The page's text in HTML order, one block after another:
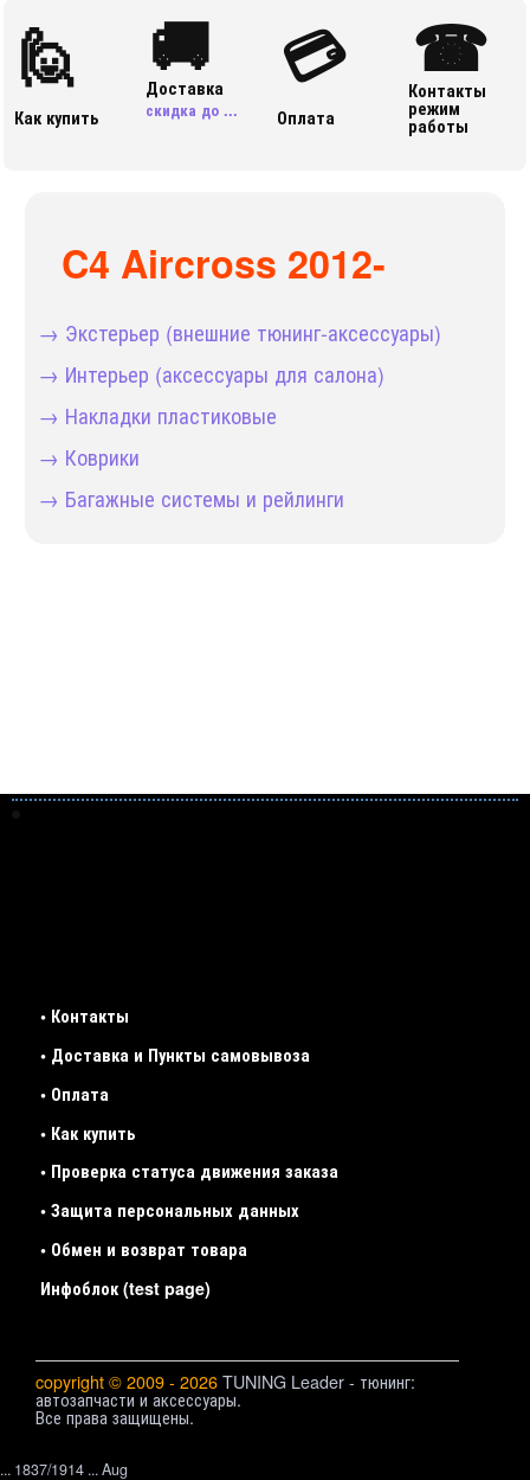
🙋
Как купить
🚚
Доставка
скидка до ...
💳
Оплата
☎
Контакты
режим
работы
C4 Aircross 2012-
→ Экстерьер (внешние тюнинг-аксессуары)
→ Интерьер (аксессуары для салона)
→ Накладки пластиковые
→ Коврики
→ Багажные системы и рейлинги
• Контакты
• Доставка и Пункты самовывоза
• Оплата
• Как купить
• Проверка статуса движения заказа
• Защита персональных данных
• Обмен и возврат товара
Инфоблок (test page)
copyright © 2009 - 2026 TUNING Leader - тюнинг:
автозапчасти и аксессуары.
Все права защищены.
... 1837/1914 ... Aug